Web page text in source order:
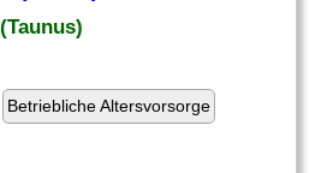
Betriebliche Altersvorsorge